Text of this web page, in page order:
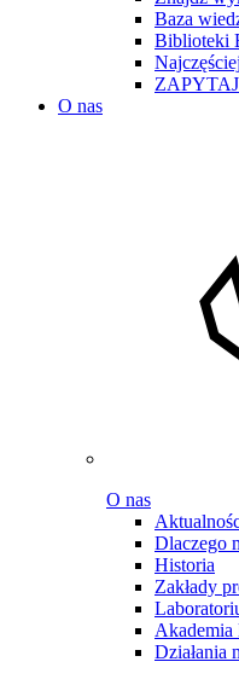
Baza
Biblioteki
O nas
O nas
Dlaczego
Historia
Zakłady
Działania